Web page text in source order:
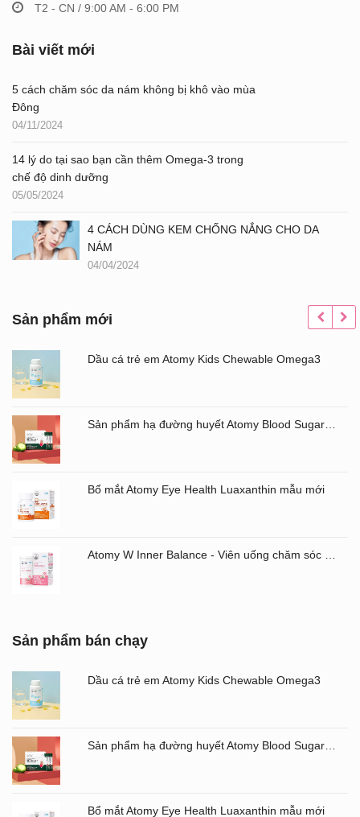
T2 - CN / 9:00 AM - 6:00 PM
Bài viết mới
5 cách chăm sóc da nám không bị khô vào mùa
Đông
04/11/2024
14 lý do tại sao bạn cần thêm Omega-3 trong
chế độ dinh dưỡng
05/05/2024
4 CÁCH DÙNG KEM CHỐNG NẮNG CHO DA
NÁM
04/04/2024
Sản phẩm mới
Dầu cá trẻ em Atomy Kids Chewable Omega3
Sản phẩm hạ đường huyết Atomy Blood Sugar Cut Bitter Melon chiết xuất mướp đắng hộp 60 gói
Bổ mắt Atomy Eye Health Luaxanthin mẫu mới
Sản phẩm bán chạy
Dầu cá trẻ em Atomy Kids Chewable Omega3
Sản phẩm hạ đường huyết Atomy Blood Sugar Cut Bitter Melon chiết xuất mướp đắng hộp 60 gói
Bổ mắt Atomy Eye Health Luaxanthin mẫu mới